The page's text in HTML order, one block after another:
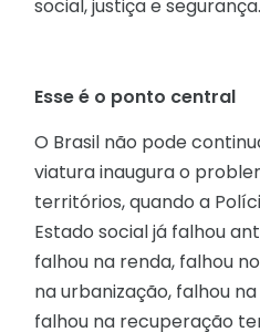
social, justiça e segurança.
Esse é o ponto central
O Brasil não pode
viatura inaugura o
territórios, quando a
Estado social já falhou
falhou na renda, falhou
na urbanização, falhou
falhou na recuperação